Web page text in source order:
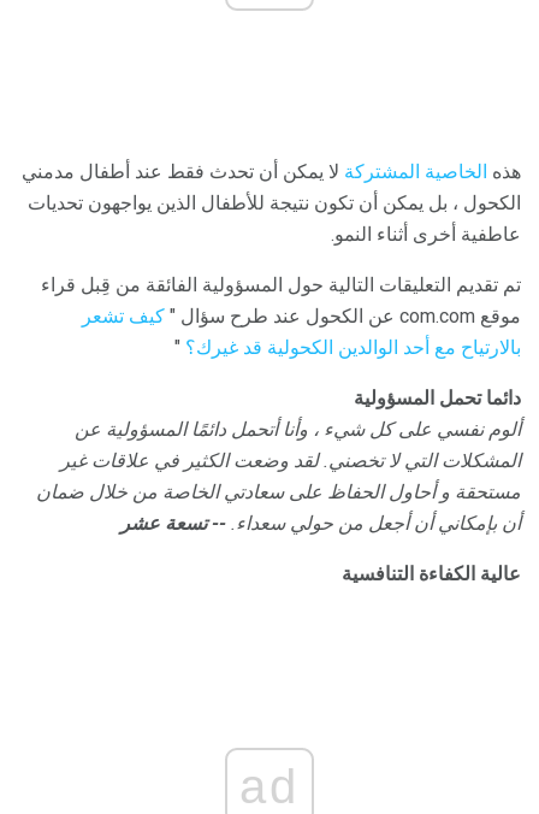
هذه الخاصية المشتركة لا يمكن أن تحدث فقط عند أطفال مدمني
الكحول ، بل يمكن أن تكون نتيجة للأطفال الذين يواجهون تحديات
عاطفية أخرى أثناء النمو.
تم تقديم التعليقات التالية حول المسؤولية الفائقة من قِبل قراء
موقع com.com عن الكحول عند طرح سؤال "
كيف تشعر
بالارتياح مع أحد الوالدين الكحولية قد غيرك؟ "
دائما تحمل المسؤولية
ألوم نفسي على كل شيء ، وأنا أتحمل دائمًا المسؤولية عن
المشكلات التي لا تخصني. لقد وضعت الكثير في علاقات غير
مستحقة و أحاول الحفاظ على سعادتي الخاصة من خلال ضمان
أن بإمكاني أن أجعل من حولي سعداء. -- تسعة عشر
عالية الكفاءة التنافسية
ad